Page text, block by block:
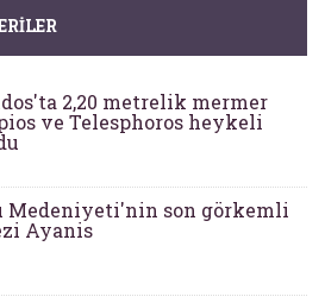
2,20 metrelik mermer
ve Telesphoros heykeli
Medeniyeti'nin son görkemli
Ayanis